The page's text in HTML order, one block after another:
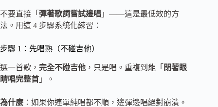
不要直接「 彈著歌詞嘗試邊唱 」——這是最低效的方
法。用這 4 步驟系統化練習：
步驟 1：先唱熟（不碰吉他）
選一首歌， 完全不碰吉他 ，只是唱。重複到能「 閉著眼
睛唱完整首 」。
為什麼 ：如果你連單純唱都不順，邊彈邊唱絕對崩潰。